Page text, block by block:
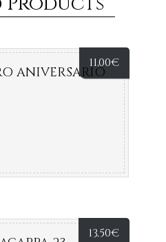
11,00€
ANIVERSARIO
13,50€